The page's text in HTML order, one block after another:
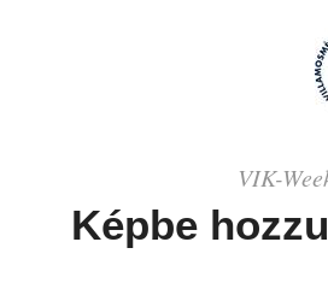
VIK-
Képbe